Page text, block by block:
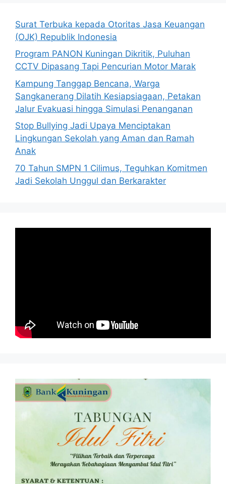
Surat Terbuka kepada Otoritas Jasa Keuangan
(OJK) Republik Indonesia
Program PANON Kuningan Dikritik, Puluhan
CCTV Dipasang Tapi Pencurian Motor Marak
Kampung Tanggap Bencana, Warga
Sangkanerang Dilatih Kesiapsiagaan, Petakan
Jalur Evakuasi hingga Simulasi Penanganan
Stop Bullying Jadi Upaya Menciptakan
Lingkungan Sekolah yang Aman dan Ramah
Anak
70 Tahun SMPN 1 Cilimus, Teguhkan Komitmen
Jadi Sekolah Unggul dan Berkarakter